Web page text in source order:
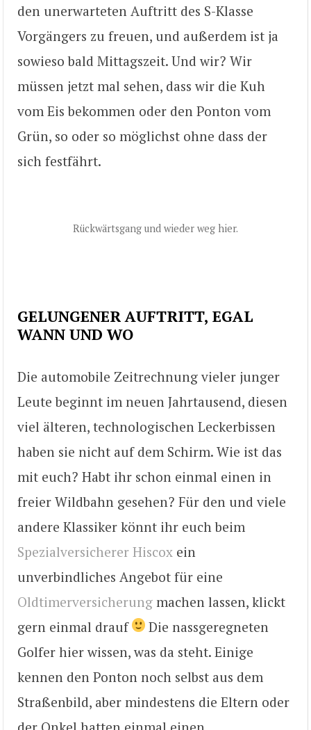
den unerwarteten Auftritt des S-Klasse
Vorgängers zu freuen, und außerdem ist ja
sowieso bald Mittagszeit. Und wir? Wir
müssen jetzt mal sehen, dass wir die Kuh
vom Eis bekommen oder den Ponton vom
Grün, so oder so möglichst ohne dass der
sich festfährt.
Rückwärtsgang und wieder weg hier.
GELUNGENER AUFTRITT, EGAL
WANN UND WO
Die automobile Zeitrechnung vieler junger
Leute beginnt im neuen Jahrtausend, diesen
viel älteren, technologischen Leckerbissen
haben sie nicht auf dem Schirm. Wie ist das
mit euch? Habt ihr schon einmal einen in
freier Wildbahn gesehen? Für den und viele
andere Klassiker könnt ihr euch beim
Spezialversicherer Hiscox ein
unverbindliches Angebot für eine
Oldtimerversicherung machen lassen, klickt
gern einmal drauf
Die nassgeregneten
Golfer hier wissen, was da steht. Einige
kennen den Ponton noch selbst aus dem
Straßenbild, aber mindestens die Eltern oder